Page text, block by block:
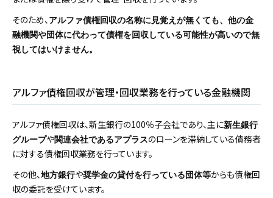
そのため、 アルファ債権回収の名称に見覚えが無くても、他の金
融機関や団体に代わって債権を回収している可能性が高いので無
視してはいけません。
アルファ債権回収が管理・回収業務を行っている金融機関
アルファ債権回収は、新生銀行の100％子会社であり、主に新生銀行
グループや関連会社であるアプラスのローンを滞納している債務者
に対する債権回収業務を行っています。
その他、地方銀行や奨学金の貸付を行っている団体等からも債権回
収の委託を受けています。